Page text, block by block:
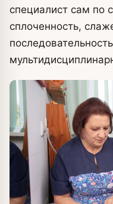
специалист сам по
сплоченность,